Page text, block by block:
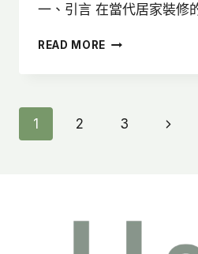
一、引言 在當代居家裝修
READ MORE
Page
1 2 3
Next